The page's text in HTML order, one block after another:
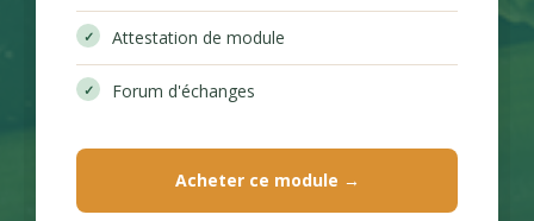
Attestation de module
Forum d'échanges
Acheter ce module →